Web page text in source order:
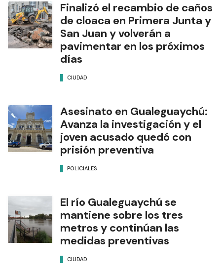
Finalizó el recambio de caños
de cloaca en Primera Junta y
San Juan y volverán a
pavimentar en los próximos
días
CIUDAD
Asesinato en Gualeguaychú:
Avanza la investigación y el
joven acusado quedó con
prisión preventiva
POLICIALES
El río Gualeguaychú se
mantiene sobre los tres
metros y continúan las
medidas preventivas
CIUDAD